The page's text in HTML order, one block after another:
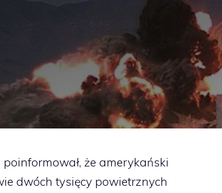
że amerykański
dwóch tysięcy powietrznych